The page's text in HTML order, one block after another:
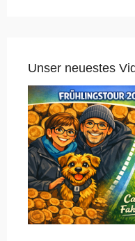
Unser neuestes